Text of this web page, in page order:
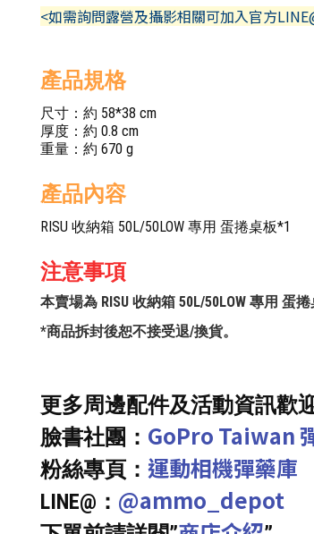
<如需詢問露營及攝影相關可加入官方
產品規格
尺寸：約 58*38 cm
厚度：約 0.8 cm
重量：約 670 g
產品內容
RISU 收納箱 50L/50LOW 專用 蛋捲桌板*1
注意事項
本賣場為 RISU 收納箱 50L/50LOW 專用 蛋
*商品拆封後恕不接受退/換貨。
更多周邊配件及活動資訊歡
臉書社團： GoPro Taiwan
粉絲專頁： 運動相機彈藥庫
LINE@： @ammo_depot